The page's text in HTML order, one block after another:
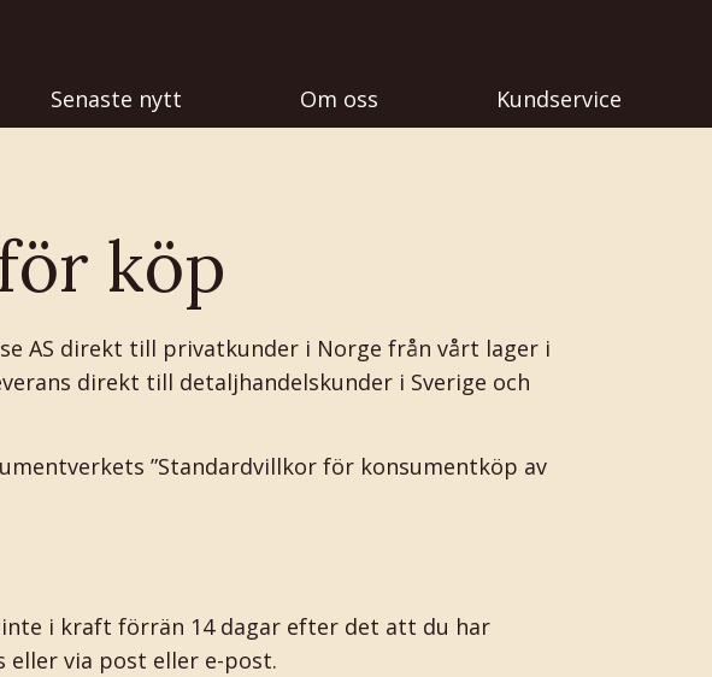
Senaste nytt Om oss Kundservice
köp
AS direkt till privatkunder i Norge från vårt lager i
direkt till detaljhandelskunder i Sverige och
”Standardvillkor för konsumentköp av
inte i kraft förrän 14 dagar efter det att du har
eller via post eller e-post.